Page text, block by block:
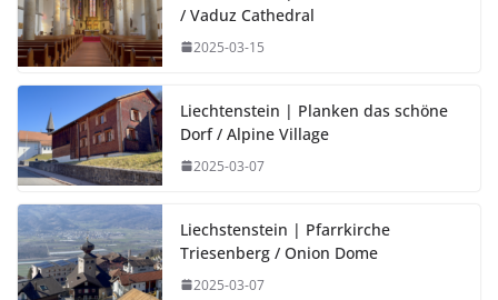
/ Vaduz Cathedral
2025-03-15
Liechtenstein | Planken das schöne
Dorf / Alpine Village
2025-03-07
Liechstenstein | Pfarrkirche
Triesenberg / Onion Dome
2025-03-07